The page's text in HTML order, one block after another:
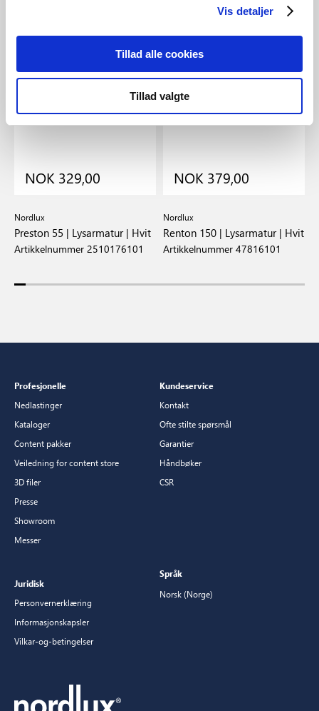
Vis detaljer
Tillad alle cookies
Tillad valgte
NOK 329,00
Nordlux
Preston 55 | Lysarmatur | Hvit
Artikkelnummer 2510176101
NOK 379,00
Nordlux
Renton 150 | Lysarmatur | Hvit
Artikkelnummer 47816101
Profesjonelle
Nedlastinger
Kataloger
Content pakker
Veiledning for content store
3D filer
Presse
Showroom
Messer
Kundeservice
Kontakt
Ofte stilte spørsmål
Garantier
Håndbøker
CSR
Juridisk
Personvernerklæring
Informasjonskapsler
Vilkar-og-betingelser
Språk
Norsk (Norge)